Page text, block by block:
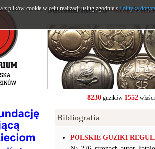
buttonarium.eu- Strona
8230guzików 1552
Bibliografia
POLSKIE GUZIKI
z plików cookie w celu realizacji usług zgodnie zPolityką